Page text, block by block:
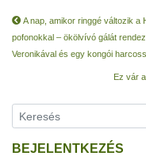
A nap, amikor ringgé változik a
pofonokkal – ökölvívó gálát
Veronikával és egy kongói
Ez vár
BEJELENTKEZÉS